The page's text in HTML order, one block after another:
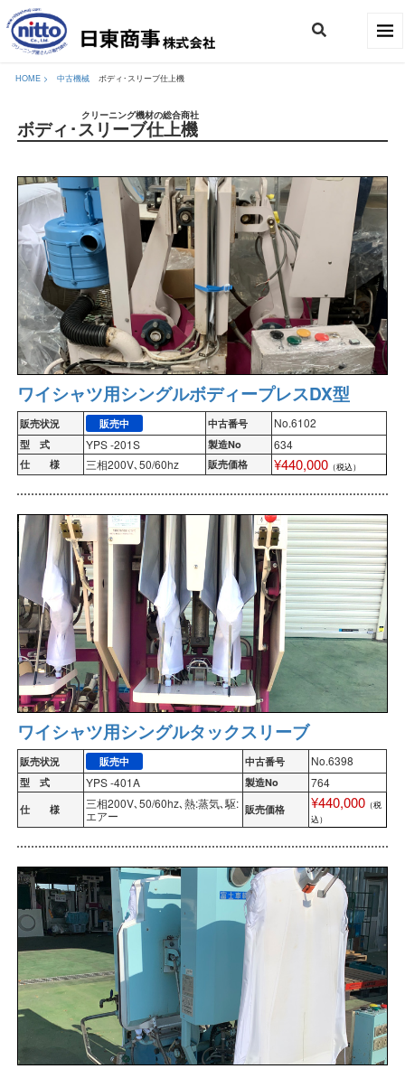
クリーニング機材の総合商社
HOME > 中古機械 ボディ･スリーブ仕上機
ボディ･スリーブ仕上機
ワイシャツ用シングルボディープレスDX型
販売状況 販売中 中古番号 No.6102
型 式 YPS -201S 製造No 634
仕 様 三相200V､50/60hz 販売価格 ¥440,000 （税込）
ワイシャツ用シングルタックスリーブ
販売状況 販売中 中古番号 No.6398
型 式 YPS -401A 製造No 764
仕 様
三相200V､50/60hz､熱:蒸気､駆:
エアー
販売価格 ¥440,000 （税
込）